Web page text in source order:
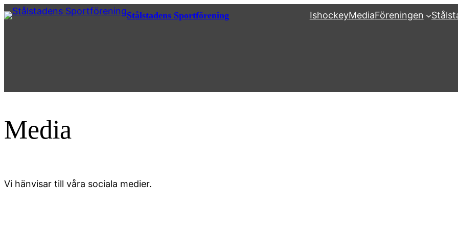
Hoppa
Stålstadens Sportförening IshockeyMediaFöreningen
Media
Vi hänvisar till våra sociala medier.